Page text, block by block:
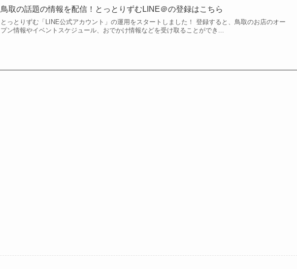
鳥取の話題の情報を配信！とっとりずむLINE＠の登録はこちら
とっとりずむ「LINE公式アカウント」の運用をスタートしました！ 登録すると、鳥取のお店のオー
プン情報やイベントスケジュール、おでかけ情報などを受け取ることができ...